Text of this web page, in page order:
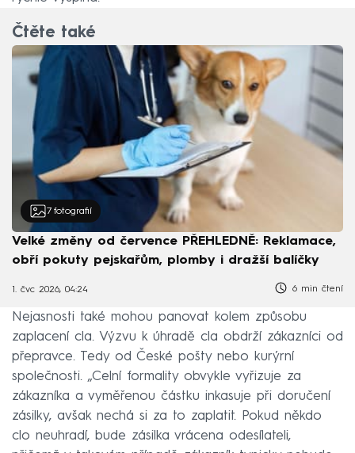
Čtěte také
7 fotografií
Velké změny od července PŘEHLEDNĚ: Reklamace,
obří pokuty pejskařům, plomby i dražší balíčky
1. čvc 2026, 04:24 6 min čtení
Nejasnosti také mohou panovat kolem způsobu
zaplacení cla. Výzvu k úhradě cla obdrží zákazníci od
přepravce. Tedy od České pošty nebo kurýrní
společnosti. „Celní formality obvykle vyřizuje za
zákazníka a vyměřenou částku inkasuje při doručení
zásilky, avšak nechá si za to zaplatit. Pokud někdo
clo neuhradí, bude zásilka vrácena odesílateli,